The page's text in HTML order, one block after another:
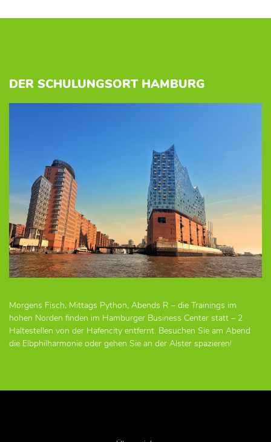
DER SCHULUNGSORT HAMBURG
Morgens Fisch, Mittags Python, Abends R – die Trainings im
hohen Norden finden im Hamburger Business Center statt – 2
Haltestellen von der Hafencity entfernt. Besuchen Sie am Abend
die Elbphilharmonie oder gehen Sie an der Alster spazieren!